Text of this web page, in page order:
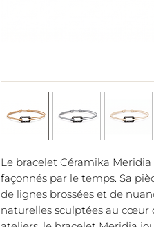
Le bracelet Céramika
façonnés par le temps. Sa
de lignes brossées et de
naturelles sculptées au cœur